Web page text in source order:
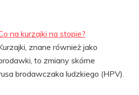
na kurzajki na stopie?
znane również jako
to zmiany skórne
brodawczaka ludzkiego (HPV).